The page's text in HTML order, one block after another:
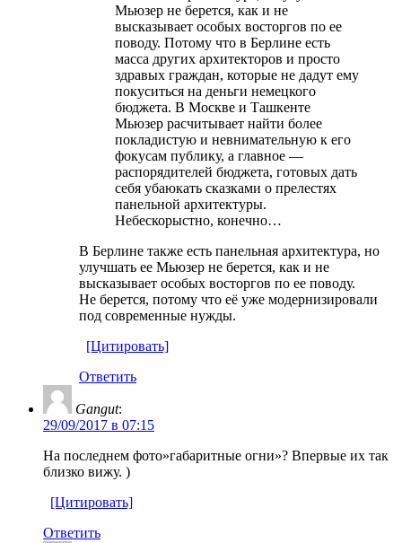
Мьюзер не берется, как и не
высказывает особых восторгов по ее
поводу. Потому что в Берлине есть
масса других архитекторов и просто
здравых граждан, которые не дадут ему
покуситься на деньги немецкого
бюджета. В Москве и Ташкенте
Мьюзер расчитывает найти более
покладистую и невнимательную к его
фокусам публику, а главное —
распорядителей бюджета, готовых дать
себя убаюкать сказками о прелестях
панельной архитектуры.
Небескорыстно, конечно…
В Берлине также есть панельная архитектура, но
улучшать ее Мьюзер не берется, как и не
высказывает особых восторгов по ее поводу.
Не берется, потому что её уже модернизировали
под современные нужды.
[Цитировать]
Ответить
Gangut:
29/09/2017 в 07:15
На последнем фото»габаритные огни»? Впервые их так
близко вижу. )
[Цитировать]
Ответить